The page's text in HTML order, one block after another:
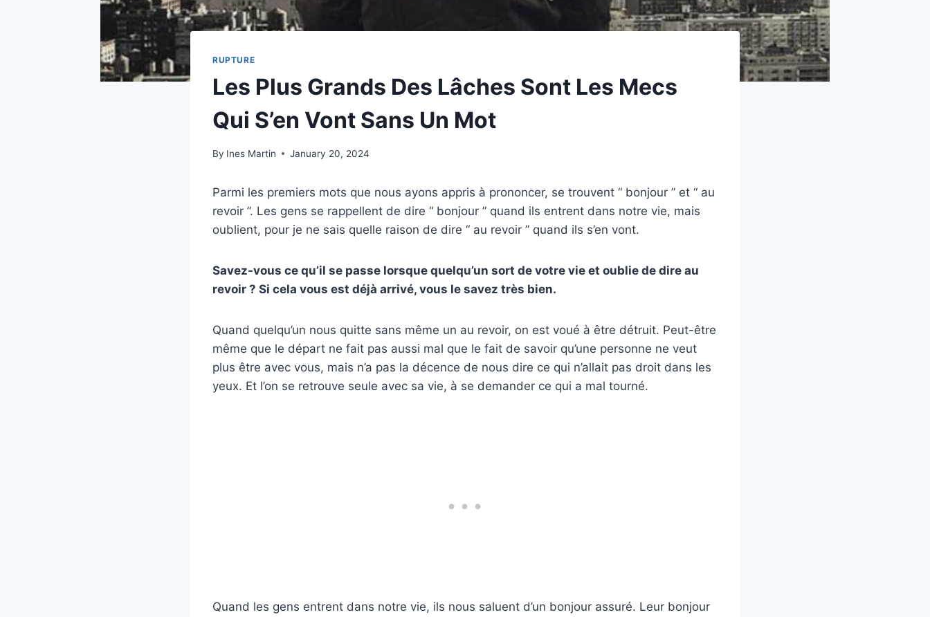
RUPTURE
Les Plus Grands Des Lâches Sont Les Mecs
Qui S’en Vont Sans Un Mot
By Ines Martin January 20, 2024
Parmi les premiers mots que nous ayons appris à prononcer, se trouvent “ bonjour ” et “ au
revoir ”. Les gens se rappellent de dire “ bonjour ” quand ils entrent dans notre vie, mais
oublient, pour je ne sais quelle raison de dire “ au revoir ” quand ils s’en vont.
Savez-vous ce qu’il se passe lorsque quelqu’un sort de votre vie et oublie de dire au
revoir ? Si cela vous est déjà arrivé, vous le savez très bien.
Quand quelqu’un nous quitte sans même un au revoir, on est voué à être détruit. Peut-être
même que le départ ne fait pas aussi mal que le fait de savoir qu’une personne ne veut
plus être avec vous, mais n’a pas la décence de nous dire ce qui n’allait pas droit dans les
yeux. Et l’on se retrouve seule avec sa vie, à se demander ce qui a mal tourné.
Quand les gens entrent dans notre vie, ils nous saluent d’un bonjour assuré. Leur bonjour